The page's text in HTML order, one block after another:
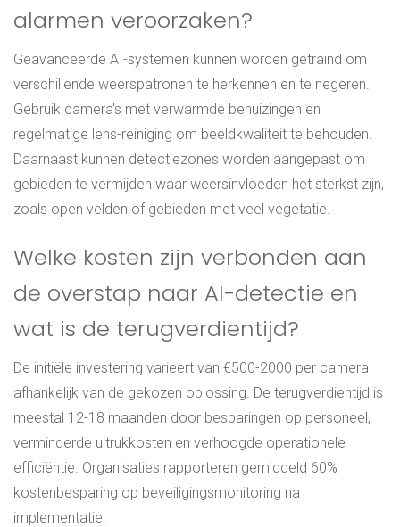
alarmen veroorzaken?
Geavanceerde AI-systemen kunnen worden getraind om
verschillende weerspatronen te herkennen en te negeren.
Gebruik camera's met verwarmde behuizingen en
regelmatige lens-reiniging om beeldkwaliteit te behouden.
Daarnaast kunnen detectiezones worden aangepast om
gebieden te vermijden waar weersinvloeden het sterkst zijn,
zoals open velden of gebieden met veel vegetatie.
Welke kosten zijn verbonden aan
de overstap naar AI-detectie en
wat is de terugverdientijd?
De initiële investering varieert van €500-2000 per camera
afhankelijk van de gekozen oplossing. De terugverdientijd is
meestal 12-18 maanden door besparingen op personeel,
verminderde uitrukkosten en verhoogde operationele
efficiëntie. Organisaties rapporteren gemiddeld 60%
kostenbesparing op beveiligingsmonitoring na
implementatie.